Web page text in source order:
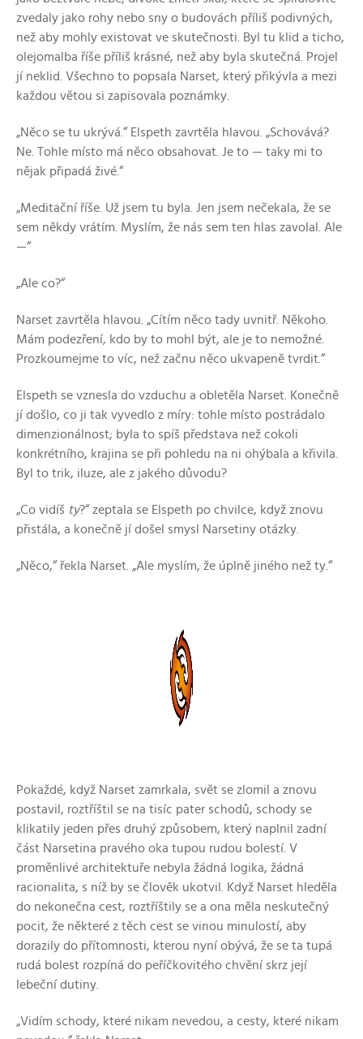
zvedaly jako rohy nebo sny o budovách příliš podivných,
než aby mohly existovat ve skutečnosti. Byl tu klid a ticho,
olejomalba říše příliš krásné, než aby byla skutečná. Projel
jí neklid. Všechno to popsala Narset, který přikývla a mezi
každou větou si zapisovala poznámky.
„Něco se tu ukrývá.“ Elspeth zavrtěla hlavou. „Schovává?
Ne. Tohle místo má něco obsahovat. Je to — taky mi to
nějak připadá živé.“
„Meditační říše. Už jsem tu byla. Jen jsem nečekala, že se
sem někdy vrátím. Myslím, že nás sem ten hlas zavolal. Ale
—“
„Ale co?“
Narset zavrtěla hlavou. „Cítím něco tady uvnitř. Někoho.
Mám podezření, kdo by to mohl být, ale je to nemožné.
Prozkoumejme to víc, než začnu něco ukvapeně tvrdit.“
Elspeth se vznesla do vzduchu a obletěla Narset. Konečně
jí došlo, co ji tak vyvedlo z míry: tohle místo postrádalo
dimenzionálnost; byla to spíš představa než cokoli
konkrétního, krajina se při pohledu na ni ohýbala a křivila.
Byl to trik, iluze, ale z jakého důvodu?
„Co vidíš ty?“ zeptala se Elspeth po chvilce, když znovu
přistála, a konečně jí došel smysl Narsetiny otázky.
„Něco,“ řekla Narset. „Ale myslím, že úplně jiného než ty.“
Pokaždé, když Narset zamrkala, svět se zlomil a znovu
postavil, roztříštil se na tisíc pater schodů, schody se
klikatily jeden přes druhý způsobem, který naplnil zadní
část Narsetina pravého oka tupou rudou bolestí. V
proměnlivé architektuře nebyla žádná logika, žádná
racionalita, s níž by se člověk ukotvil. Když Narset hleděla
do nekonečna cest, roztříštily se a ona měla neskutečný
pocit, že některé z těch cest se vinou minulostí, aby
dorazily do přítomnosti, kterou nyní obývá, že se ta tupá
rudá bolest rozpíná do peříčkovitého chvění skrz její
lebeční dutiny.
„Vidím schody, které nikam nevedou, a cesty, které nikam